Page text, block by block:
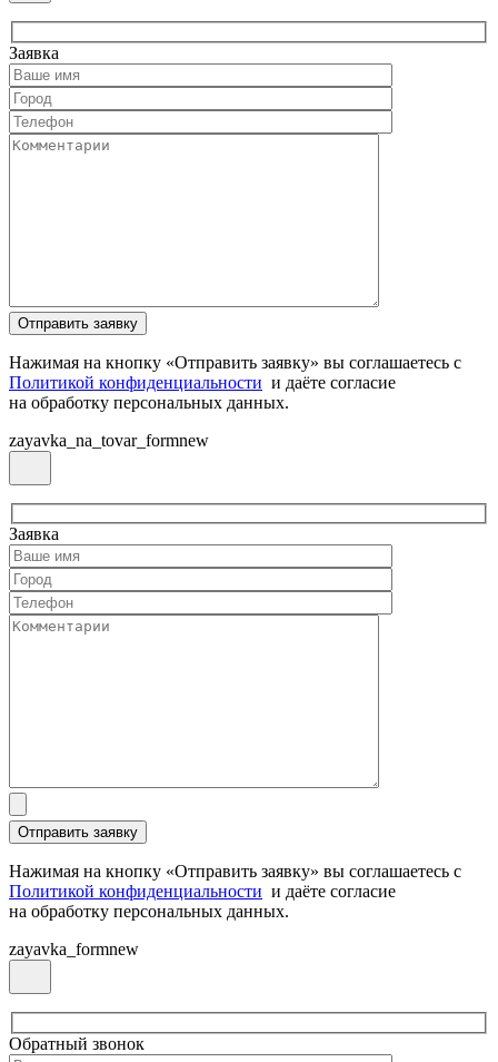
Заявка
Нажимая на кнопку «Отправить заявку» вы соглашаетесь с
Политикой конфиденциальности и даёте согласие
на обработку персональных данных.
zayavka_na_tovar_formnew
Заявка
Нажимая на кнопку «Отправить заявку» вы соглашаетесь с
Политикой конфиденциальности и даёте согласие
на обработку персональных данных.
zayavka_formnew
Обратный звонок